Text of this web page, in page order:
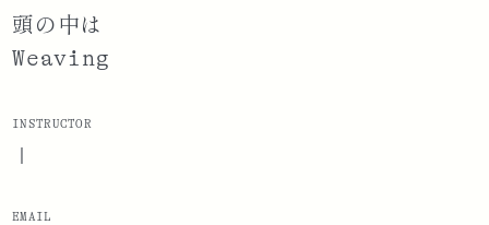
頭の中は
Weaving
INSTRUCTOR
|
EMAIL